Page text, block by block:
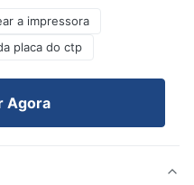
a impressora
placa do ctp
Agora